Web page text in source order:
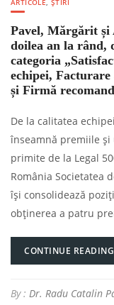
ARTICOLE,ȘTIRI
Pavel, Mărgărit și
doilea an la rând,
categoria
echipei,
și Firmă
De la calitatea
înseamnă premiile
primite de la Legal
România Societatea
își consolidează
obținerea a patru
CONTINUE READING
By : Dr. Radu Catalin